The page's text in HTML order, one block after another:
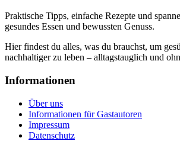
Praktische Tipps, einfache Rezepte und
gesundes Essen und bewussten Genuss.
Hier findest du alles, was du brauchst, um
nachhaltiger zu leben – alltagstauglich und
Informationen
Über uns
Informationen für Gastautoren
Impressum
Datenschutz